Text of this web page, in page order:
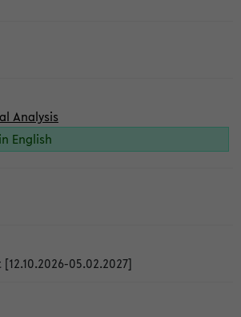
Analysis
English
05.02.2027]